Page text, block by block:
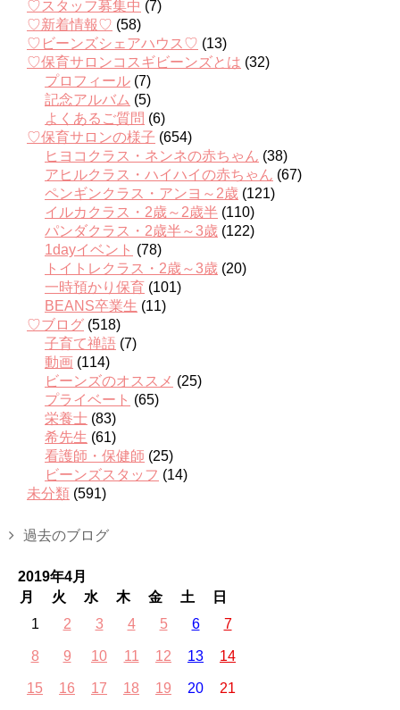
♡スタッフ募集中 (7)
♡新着情報♡ (58)
♡ビーンズシェアハウス♡ (13)
♡保育サロンコスギビーンズとは (32)
プロフィール (7)
記念アルバム (5)
よくあるご質問 (6)
♡保育サロンの様子 (654)
ヒヨコクラス・ネンネの赤ちゃん (38)
アヒルクラス・ハイハイの赤ちゃん (67)
ペンギンクラス・アンヨ～2歳 (121)
イルカクラス・2歳～2歳半 (110)
パンダクラス・2歳半～3歳 (122)
1dayイベント (78)
トイトレクラス・2歳～3歳 (20)
一時預かり保育 (101)
BEANS卒業生 (11)
♡ブログ (518)
子育て禅語 (7)
動画 (114)
ビーンズのオススメ (25)
プライベート (65)
栄養士 (83)
希先生 (61)
看護師・保健師 (25)
ビーンズスタッフ (14)
未分類 (591)
過去のブログ
2019年4月
月
火 水 木 金 土
日
1
2 3 4 5 6 7
8 9 10 11 12 13 14
15 16 17 18 19 20 21